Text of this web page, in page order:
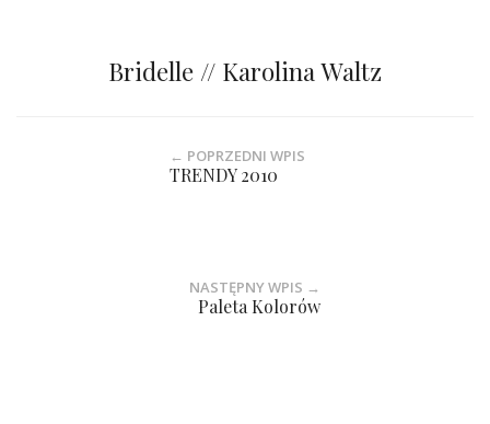
Bridelle // Karolina Waltz
← POPRZEDNI WPIS
TRENDY 2010
NASTĘPNY WPIS →
Paleta Kolorów